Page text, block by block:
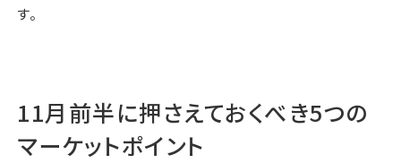
す。
11月前半に押さえておくべき5つの
マーケットポイント